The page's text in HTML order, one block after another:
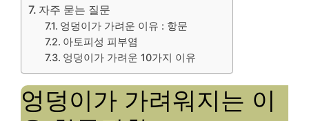
자주 묻는 질문
엉덩이가 가려운 이유 : 항문
아토피성 피부염
엉덩이가 가려운 10가지 이유
엉덩이가 가려워지는 이